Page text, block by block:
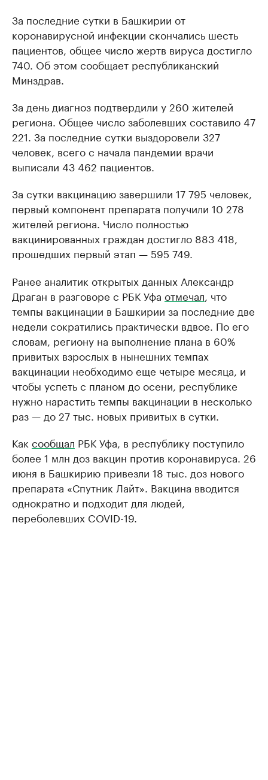
За последние сутки в Башкирии от
коронавирусной инфекции скончались шесть
пациентов, общее число жертв вируса достигло
740. Об этом сообщает республиканский
Минздрав.
За день диагноз подтвердили у 260 жителей
региона. Общее число заболевших составило 47
221. За последние сутки выздоровели 327
человек, всего с начала пандемии врачи
выписали 43 462 пациентов.
За сутки вакцинацию завершили 17 795 человек,
первый компонент препарата получили 10 278
жителей региона. Число полностью
вакцинированных граждан достигло 883 418,
прошедших первый этап — 595 749.
Ранее аналитик открытых данных Александр
Драган в разговоре с РБК Уфа отмечал, что
темпы вакцинации в Башкирии за последние две
недели сократились практически вдвое. По его
словам, региону на выполнение плана в 60%
привитых взрослых в нынешних темпах
вакцинации необходимо еще четыре месяца, и
чтобы успеть с планом до осени, республике
нужно нарастить темпы вакцинации в несколько
раз — до 27 тыс. новых привитых в сутки.
Как сообщал РБК Уфа, в республику поступило
более 1 млн доз вакцин против коронавируса. 26
июня в Башкирию привезли 18 тыс. доз нового
препарата «Спутник Лайт». Вакцина вводится
однократно и подходит для людей,
переболевших COVID-19.